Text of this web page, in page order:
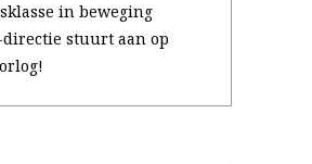
in beweging
directie stuurt aan op